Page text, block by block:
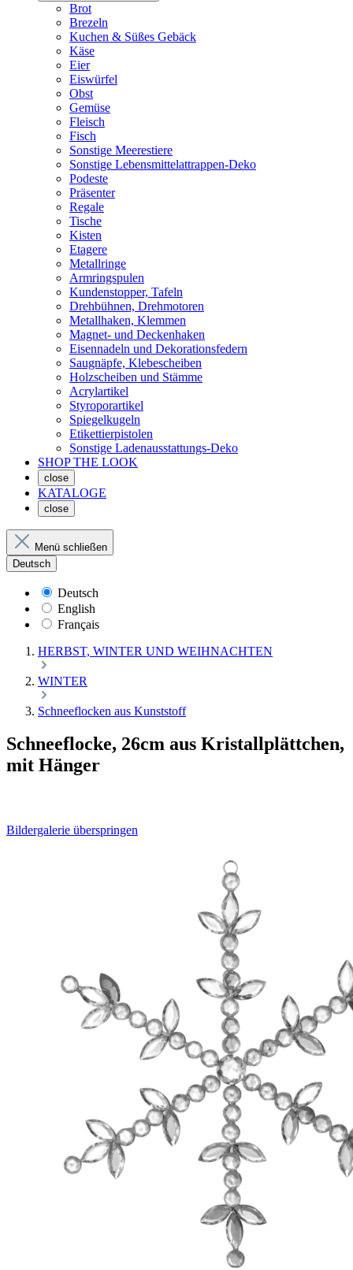
Brot
Brezeln
Kuchen & Süßes Gebäck
Käse
Eier
Eiswürfel
Obst
Gemüse
Fleisch
Fisch
Sonstige Meerestiere
Sonstige Lebensmittelattrappen-Deko
Podeste
Präsenter
Regale
Tische
Kisten
Etagere
Metallringe
Armringspulen
Kundenstopper, Tafeln
Drehbühnen, Drehmotoren
Metallhaken, Klemmen
Magnet- und Deckenhaken
Eisennadeln und Dekorationsfedern
Saugnäpfe, Klebescheiben
Holzscheiben und Stämme
Acrylartikel
Styroporartikel
Spiegelkugeln
Etikettierpistolen
Sonstige Ladenausstattungs-Deko
SHOP THE LOOK
close
KATALOGE
close
Menü schließen
Deutsch
Deutsch
English
Français
HERBST, WINTER UND WEIHNACHTEN
WINTER
Schneeflocken aus Kunststoff
Schneeflocke, 26cm aus Kristallplättchen,
mit Hänger
Bildergalerie überspringen